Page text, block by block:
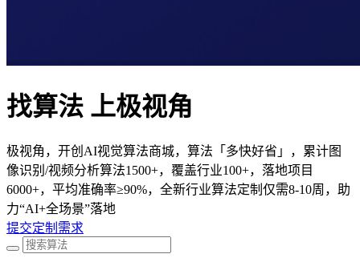
找算法 上极视角
极视角，开创AI视觉算法商城，算法「多快好省」，累计图
像识别/视频分析算法1500+，覆盖行业100+，落地项目
6000+，平均准确率≥90%，全新行业算法定制仅需8-10周，助
力“AI+全场景”落地
提交定制需求